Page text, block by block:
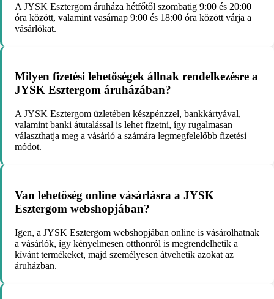
A JYSK Esztergom áruháza hétfőtől szombatig 9:00 és 20:00
óra között, valamint vasárnap 9:00 és 18:00 óra között várja a
vásárlókat.
Milyen fizetési lehetőségek állnak rendelkezésre a
JYSK Esztergom áruházában?
A JYSK Esztergom üzletében készpénzzel, bankkártyával,
valamint banki átutalással is lehet fizetni, így rugalmasan
választhatja meg a vásárló a számára legmegfelelőbb fizetési
módot.
Van lehetőség online vásárlásra a JYSK
Esztergom webshopjában?
Igen, a JYSK Esztergom webshopjában online is vásárolhatnak
a vásárlók, így kényelmesen otthonról is megrendelhetik a
kívánt termékeket, majd személyesen átvehetik azokat az
áruházban.